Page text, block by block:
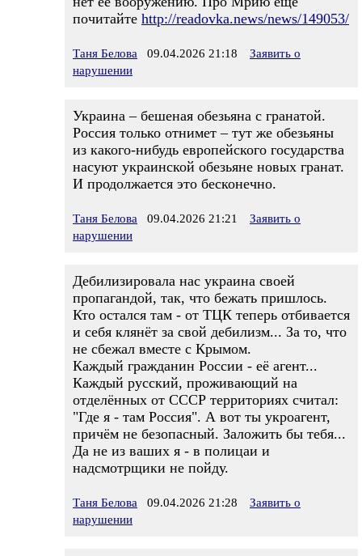
почитайте http://readovka.news/news/149053/
Таня Белова 09.04.2026 21:18
Заявить о
нарушении
Украина – бешеная обезьяна с гранатой.
Россия только отнимет – тут же обезьяны
из какого-нибудь европейского государства
насуют украинской обезьяне новых гранат.
И продолжается это бесконечно.
Таня Белова 09.04.2026 21:21
Заявить о
нарушении
Дебилизировала нас украина своей
пропагандой, так, что бежать пришлось.
Кто остался там - от ТЦК теперь отбивается
и себя клянёт за свой дебилизм... За то, что
не сбежал вместе с Крымом.
Каждый гражданин России - её агент...
Каждый русский, проживающий на
отделённых от СССР территориях считал:
"Где я - там Россия". А вот ты укроагент,
причём не безопасный. Заложить бы тебя...
Да не из ваших я - в полицаи и
надсмотрщики не пойду.
Таня Белова 09.04.2026 21:28
Заявить о
нарушении